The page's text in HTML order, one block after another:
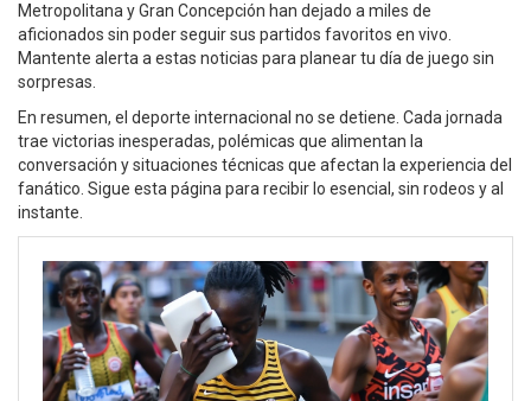
Metropolitana y Gran Concepción han dejado a miles de
aficionados sin poder seguir sus partidos favoritos en vivo.
Mantente alerta a estas noticias para planear tu día de juego sin
sorpresas.
En resumen, el deporte internacional no se detiene. Cada jornada
trae victorias inesperadas, polémicas que alimentan la
conversación y situaciones técnicas que afectan la experiencia del
fanático. Sigue esta página para recibir lo esencial, sin rodeos y al
instante.